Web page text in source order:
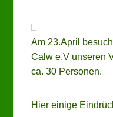
Am 23.April
Calw e.V unseren
ca. 30 Personen.
Hier einige